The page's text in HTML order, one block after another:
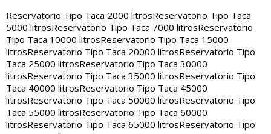
Reservatorio Tipo Taca 2000 litrosReservatorio Tipo Taca
5000 litrosReservatorio Tipo Taca 7000 litrosReservatorio
Tipo Taca 10000 litrosReservatorio Tipo Taca 15000
litrosReservatorio Tipo Taca 20000 litrosReservatorio Tipo
Taca 25000 litrosReservatorio Tipo Taca 30000
litrosReservatorio Tipo Taca 35000 litrosReservatorio Tipo
Taca 40000 litrosReservatorio Tipo Taca 45000
litrosReservatorio Tipo Taca 50000 litrosReservatorio Tipo
Taca 55000 litrosReservatorio Tipo Taca 60000
litrosReservatorio Tipo Taca 65000 litrosReservatorio Tipo